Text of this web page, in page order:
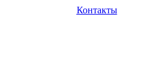
Контакты